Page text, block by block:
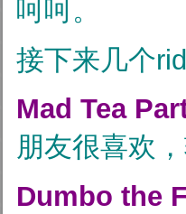
呵呵。
接下来几个
Mad Tea
朋友很喜欢
Dumbo the